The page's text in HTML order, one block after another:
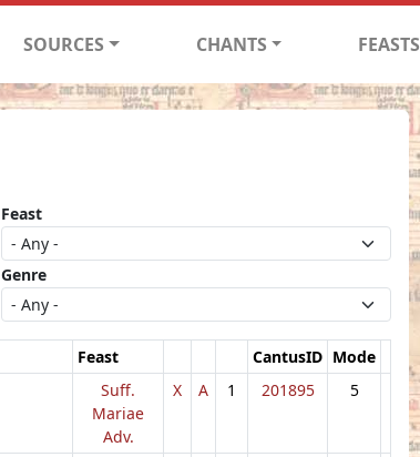
SOURCES CHANTS FEASTS
Feast
Genre
Feast CantusID Mode
Suff.
Mariae
Adv.
X A 1 201895 5